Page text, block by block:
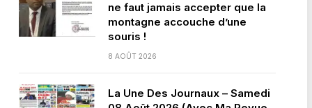
ne faut jamais accepter que la
montagne accouche d’une
souris !
8 AOÛT 2026
La Une Des Journaux – Samedi